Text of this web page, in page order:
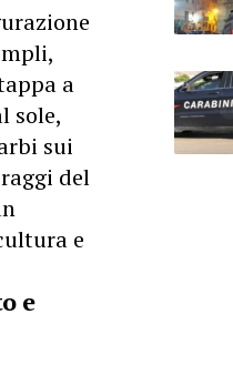
a
sole,
sui
del
e
e